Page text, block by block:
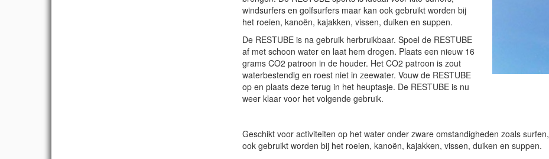
windsurfers en golfsurfers maar kan ook gebruikt worden bij
het roeien, kanoën, kajakken, vissen, duiken en suppen.
De RESTUBE is na gebruik herbruikbaar. Spoel de RESTUBE
af met schoon water en laat hem drogen. Plaats een nieuw 16
grams CO2 patroon in de houder. Het CO2 patroon is zout
waterbestendig en roest niet in zeewater. Vouw de RESTUBE
op en plaats deze terug in het heuptasje. De RESTUBE is nu
weer klaar voor het volgende gebruik.
Geschikt voor activiteiten op het water onder zware omstandigheden zoals
ook gebruikt worden bij het roeien, kanoën, kajakken, vissen, duiken en suppen.